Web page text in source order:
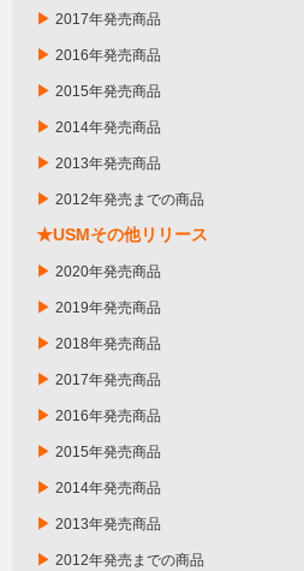
▶ 2017年発売商品
▶ 2016年発売商品
▶ 2015年発売商品
▶ 2014年発売商品
▶ 2013年発売商品
▶ 2012年発売までの商品
★USMその他リリース
▶ 2020年発売商品
▶ 2019年発売商品
▶ 2018年発売商品
▶ 2017年発売商品
▶ 2016年発売商品
▶ 2015年発売商品
▶ 2014年発売商品
▶ 2013年発売商品
▶ 2012年発売までの商品